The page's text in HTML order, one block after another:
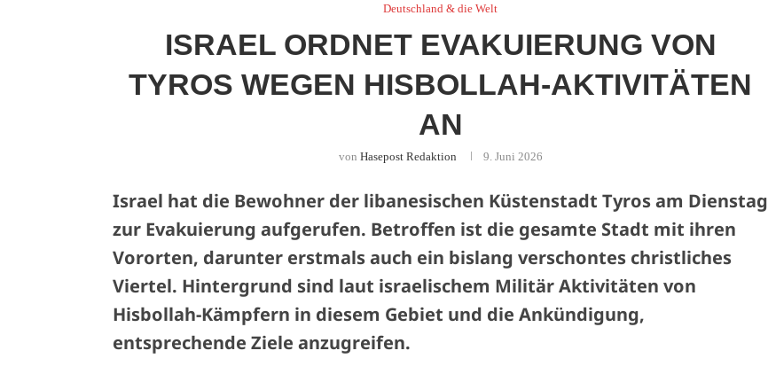
Deutschland & die Welt
ISRAEL ORDNET EVAKUIERUNG VON
TYROS WEGEN HISBOLLAH-AKTIVITÄTEN
AN
von Hasepost Redaktion 9. Juni 2026
Israel hat die Bewohner der libanesischen Küstenstadt Tyros am Dienstag
zur Evakuierung aufgerufen. Betroffen ist die gesamte Stadt mit ihren
Vororten, darunter erstmals auch ein bislang verschontes christliches
Viertel. Hintergrund sind laut israelischem Militär Aktivitäten von
Hisbollah-Kämpfern in diesem Gebiet und die Ankündigung,
entsprechende Ziele anzugreifen.